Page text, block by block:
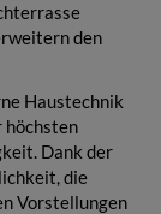
den
Haustechnik
höchsten
Dank der
die
Vorstellungen